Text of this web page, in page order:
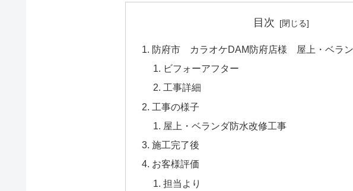
目次
防府市 カラオケDAM防府店様 屋上・ベラ
ビフォーアフター
工事詳細
工事の様子
屋上・ベランダ防水改修工事
施工完了後
お客様評価
担当より